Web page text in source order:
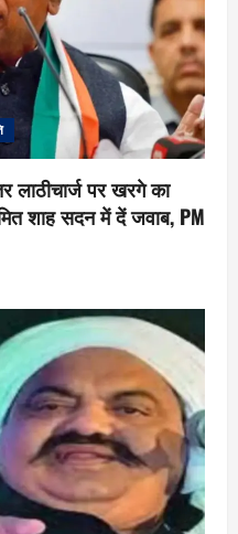
पर खरगे का
शाह सदन में दें जवाब, PM